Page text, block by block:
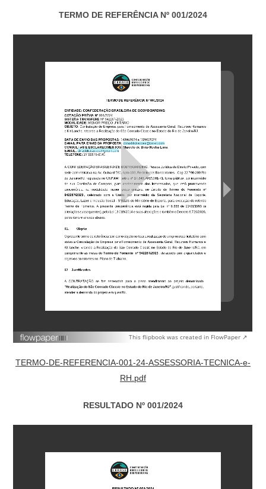
TERMO DE REFERÊNCIA Nº 001/2024
This flipbook was created in FlowPaper ↗
TERMO-DE-REFERENCIA-001-24-ASSESSORIA-TECNICA-e-
RH.pdf
RESULTADO Nº 001/2024